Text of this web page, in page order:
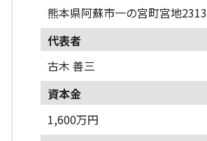
熊本県阿蘇市一の宮町宮地2313
代表者
古木 善三
資本金
1,600万円